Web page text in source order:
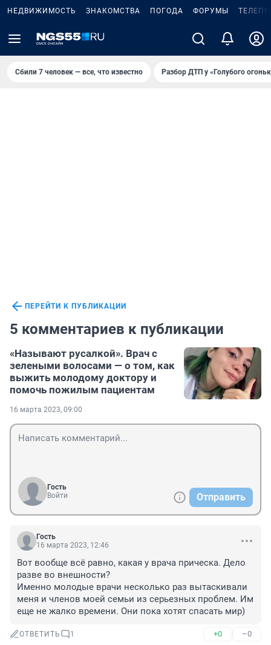
НЕДВИЖИМОСТЬ ЗНАКОМСТВА ПОГОДА ФОРУМЫ
Сбили 7 человек — все, что известно Разбор ДТП у «Голубого
ПЕРЕЙТИ К ПУБЛИКАЦИИ
5 комментариев к публикации
«Называют русалкой». Врач с
зелеными волосами — о том, как
выжить молодому доктору и
помочь пожилым пациентам
16 марта 2023, 09:00
Гость
Войти
Отправить
Гость
16 марта 2023, 12:46
Вот вообще всё равно, какая у врача прическа. Дело
разве во внешности?
Именно молодые врачи несколько раз вытаскивали
меня и членов моей семьи из серьезных проблем. Им
еще не жалко времени. Они пока хотят спасать мир)
ОТВЕТИТЬ 1 +0 –0